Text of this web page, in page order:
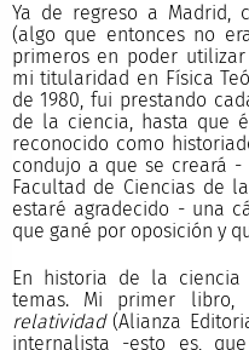
Ya de regreso a Madrid,
(algo que entonces no
primeros en poder
mi titularidad en Física
de 1980, fui prestando
de la ciencia, hasta que
reconocido como
condujo a que se creará
Facultad de Ciencias de
estaré agradecido - una
que gané por oposición y
En historia de la
temas. Mi primer libro,
relatividad(Alianza
internalista -esto es,